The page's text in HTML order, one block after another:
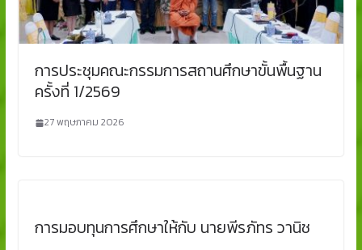
การประชุมคณะกรรมการสถานศึกษาขั้นพื้นฐาน
ครั้งที่ 1/2569
27 พฤษภาคม 2026
การมอบทุนการศึกษาให้กับ นายพีรภัทร วานิช